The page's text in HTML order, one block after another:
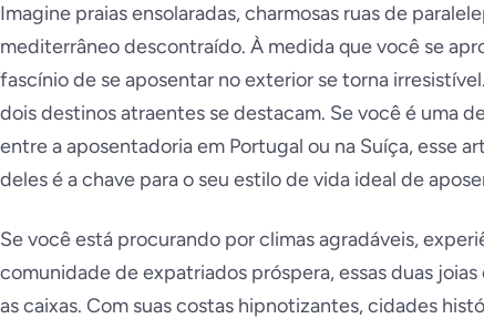
Imagine praias ensolaradas, charmosas ruas de
mediterrâneo descontraído. À medida que você se
fascínio de se aposentar no exterior se torna
dois destinos atraentes se destacam. Se você é uma
entre a aposentadoria em Portugal ou na Suíça, esse
deles é a chave para o seu estilo de vida ideal de
Se você está procurando por climas agradáveis,
comunidade de expatriados próspera, essas duas
as caixas. Com suas costas hipnotizantes, cidades